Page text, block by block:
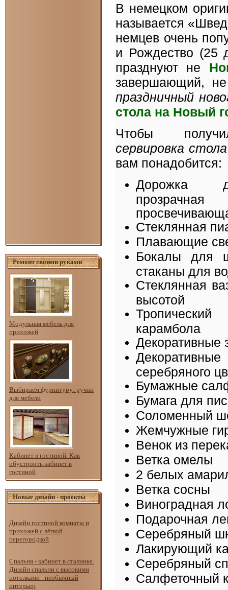
Ремонт своими руками
Модульная мебель для
прихожей
Выбираем фурнитуру: ручки
для мебели
Кабинет в гостиной. Как
обустроить кабинет в
гостиной
Новые дизайн - проекты
Дизайн гостиной комнаты и
прихожей с лёгкой
перегородкой
Спальня - кабинет в сталинке.
Дизайн спальни с высокими
потолками - необычный
интерьер
В немецком
называется
немцев очень
и Рождество (25
празднуют не
завершающий,
праздничный
стола на Новый
Чтобы
сервировка
вам понадобится:
Дорожка
прозрачная
Стеклянная
Плавающие
Бокалы для
стаканы для
Стеклянная
высотой
карамбола
Декоративные
серебряного
Бумажные
Бумага для
Соломенный
Жемчужные
Венок из
Ветка омелы
2 белых
Ветка сосны
Виноградная
Подарочная
Серебряный
Лакирующий
Серебряный
Салфеточный